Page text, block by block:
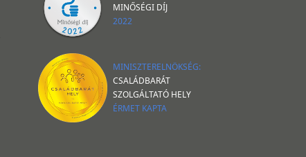
MINŐSÉGI DÍJ
2022
MINISZTERELNÖKSÉG:
CSALÁDBARÁT
SZOLGÁLTATÓ HELY
ÉRMET KAPTA